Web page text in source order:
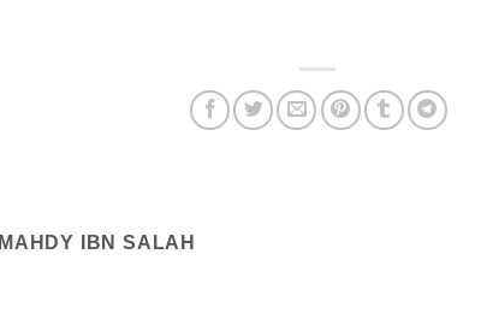
MAHDY IBN SALAH